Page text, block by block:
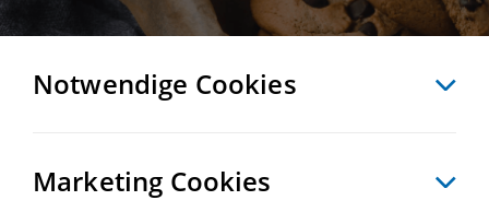
Notwendige Cookies
Marketing Cookies